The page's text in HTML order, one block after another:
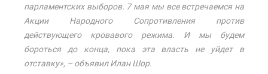
парламентских выборов. 7 мая мы все встречаемся на
Акции Народного Сопротивления против
действующего кровавого режима. И мы будем
бороться до конца, пока эта власть не уйдет в
отставку», – объявил Илан Шор.